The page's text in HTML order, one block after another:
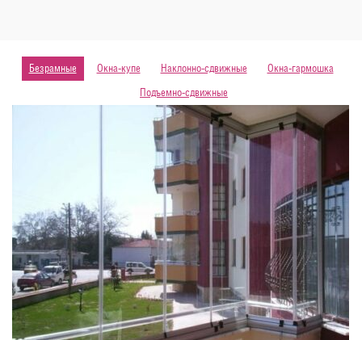
Безрамные Окна-купе Наклонно-сдвижные
Окна-гармошка
Подъемно-сдвижные